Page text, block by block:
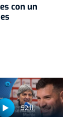
con un
52:11